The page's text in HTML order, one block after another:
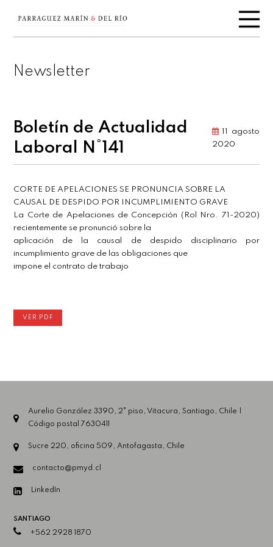
Newsletter
Boletín de Actualidad
Laboral N°141
11 agosto
2020
CORTE DE APELACIONES SE PRONUNCIA SOBRE LA
CAUSAL DE DESPIDO POR INCUMPLIMIENTO GRAVE
La Corte de Apelaciones de Concepción (Rol Nro. 71-2020)
recientemente se pronunció sobre la
aplicación de la causal de despido disciplinario por
incumplimiento grave de las obligaciones que
impone el contrato de trabajo
VER PDF
Aurelio González 3390, 2° piso, Vitacura, Santiago, Chile |
Código postal 7630411
Sucre 220, oficina 509, Antofagasta, Chile
contacto@pmyd.cl
LinkedIn
SANTIAGO
+562 2928 1870